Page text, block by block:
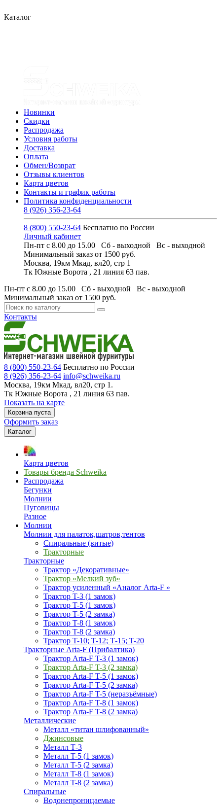
Каталог
Новинки
Скидки
Распродажа
Условия работы
Доставка
Оплата
Обмен/Возврат
Отзывы клиентов
Карта цветов
Контакты и график работы
Политика конфиденциальности
8 (926) 356-23-64
8 (800) 550-23-64 Бесплатно по России
Личный кабинет
Пн-пт с 8.00 до 15.00 Сб - выходной Вс - выходной
Минимальный заказ от 1500 руб.
Москва, 19км Мкад, вл20, стр 1
Тк Южные Ворота , 21 линия 63 пав.
Пн-пт с 8.00 до 15.00 Сб - выходной Вс - выходной
Минимальный заказ от 1500 руб.
Контакты
8 (800) 550-23-64 Бесплатно по России
8 (926) 356-23-64 info@schweika.ru
Москва, 19км Мкад, вл20, стр 1.
Тк Южные Ворота , 21 линия 63 пав.
Показать на карте
Корзина пуста
Оформить заказ
Каталог
Карта цветов
Товары бренда Schweika
Распродажа
Бегунки
Молнии
Пуговицы
Разное
Молнии
Молнии для палаток,шатров,тентов
Спиральные (витые)
Тракторные
Тракторные
Трактор «Декоративные»
Трактор «Мелкий зуб»
Трактор усиленный «Аналог Arta-F »
Трактор T-3 (1 замок)
Трактор T-5 (1 замок)
Трактор T-5 (2 замка)
Трактор T-8 (1 замок)
Трактор T-8 (2 замка)
Трактор T-10; T-12; Т-15; T-20
Тракторные Arta-F (Прибалтика)
Трактор Arta-F T-3 (1 замок)
Трактор Arta-F T-3 (2 замка)
Трактор Arta-F T-5 (1 замок)
Трактор Arta-F T-5 (2 замка)
Трактор Arta-F T-5 (неразъёмные)
Трактор Arta-F T-8 (1 замок)
Трактор Arta-F T-8 (2 замка)
Металлические
Металл «титан шлифованный»
Джинсовые
Металл Т-3
Металл T-5 (1 замок)
Металл T-5 (2 замка)
Металл T-8 (1 замок)
Металл T-8 (2 замка)
Спиральные
Водонепроницаемые